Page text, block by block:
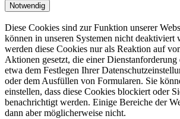
Notwendig
Diese Cookies sind zur Funktion unserer
können in unseren Systemen nicht deaktiviert
werden diese Cookies nur als Reaktion auf
Aktionen gesetzt, die einer Dienst­an­for­derung
etwa dem Festlegen Ihrer
oder dem Ausfüllen von Formularen. Sie
einstellen, dass diese Cookies blockiert oder
benach­richtigt werden. Einige Bereiche der
dann aber möglicherweise nicht.